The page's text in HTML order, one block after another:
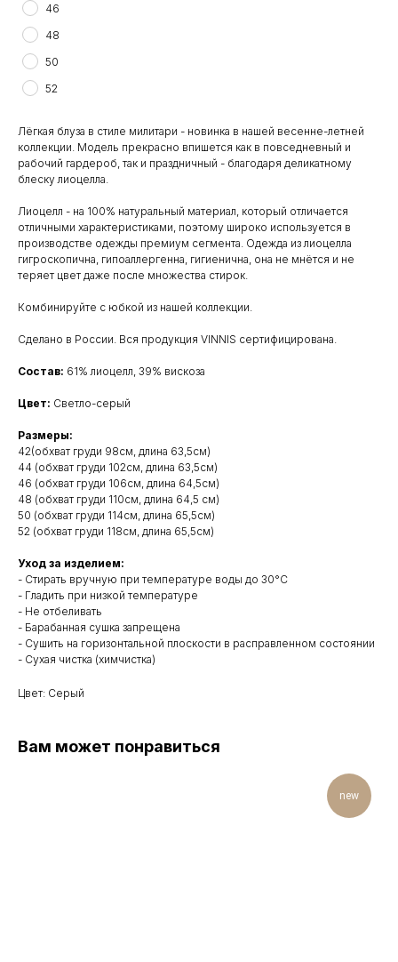
46
48
50
52
Лёгкая блуза в стиле милитари - новинка в нашей весенне-летней
коллекции. Модель прекрасно впишется как в повседневный и
рабочий гардероб, так и праздничный - благодаря деликатному
блеску лиоцелла.
Лиоцелл - на 100% натуральный материал, который отличается
отличными характеристиками, поэтому широко используется в
производстве одежды премиум сегмента. Одежда из лиоцелла
гигроскопична, гипоаллергенна, гигиенична, она не мнётся и не
теряет цвет даже после множества стирок.
Комбинируйте с юбкой из нашей коллекции.
Сделано в России. Вся продукция VINNIS сертифицирована.
Состав: 61% лиоцелл, 39% вискоза
Цвет: Светло-серый
Размеры:
42(обхват груди 98см, длина 63,5см)
44 (обхват груди 102см, длина 63,5см)
46 (обхват груди 106см, длина 64,5см)
48 (обхват груди 110см, длина 64,5 см)
50 (обхват груди 114см, длина 65,5см)
52 (обхват груди 118см, длина 65,5см)
Уход за изделием:
- Стирать вручную при температуре воды до 30°C
- Гладить при низкой температуре
- Не отбеливать
- Барабанная сушка запрещена
- Сушить на горизонтальной плоскости в расправленном состоянии
- Сухая чистка (химчистка)
Цвет: Серый
Вам может понравиться
new